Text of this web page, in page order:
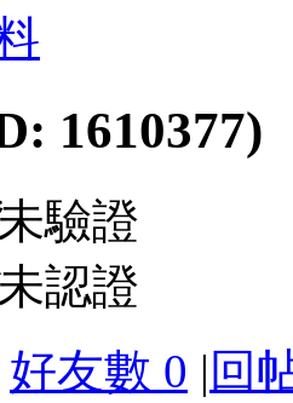
1610377)
驗證
認證
好友數 0 | 回